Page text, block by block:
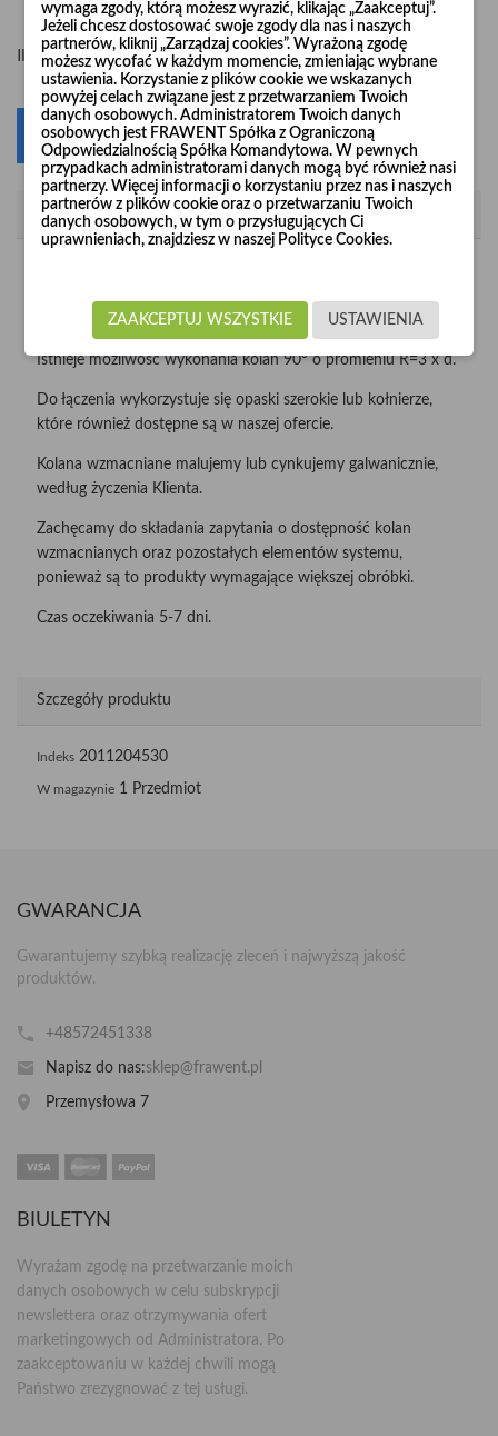
Ilość - +
Dodaj do koszyka 0
Opis
Ø120 do Ø1000.
Istnieje możliwość wykonania kolan 90° o promieniu R=3 x d.
Do łączenia wykorzystuje się opaski szerokie lub kołnierze,
które również dostępne są w naszej ofercie.
Kolana wzmacniane malujemy lub cynkujemy galwanicznie,
według życzenia Klienta.
Zachęcamy do składania zapytania o dostępność kolan
wzmacnianych oraz pozostałych elementów systemu,
ponieważ są to produkty wymagające większej obróbki.
Czas oczekiwania 5-7 dni.
Szczegóły produktu
Indeks 2011204530
W magazynie 1 Przedmiot
GWARANCJA
Gwarantujemy szybką realizację zleceń i najwyższą jakość
produktów.
+48572451338
Napisz do nas:sklep@frawent.pl
Przemysłowa 7
BIULETYN
Wyrażam zgodę na przetwarzanie moich
danych osobowych w celu subskrypcji
newslettera oraz otrzymywania ofert
marketingowych od Administratora. Po
zaakceptowaniu w każdej chwili mogą
Państwo zrezygnować z tej usługi.
wymaga zgody, którą możesz wyrazić, klikając „Zaakceptuj”.
Jeżeli chcesz dostosować swoje zgody dla nas i naszych
partnerów, kliknij „Zarządzaj cookies”. Wyrażoną zgodę
możesz wycofać w każdym momencie, zmieniając wybrane
ustawienia. Korzystanie z plików cookie we wskazanych
powyżej celach związane jest z przetwarzaniem Twoich
danych osobowych. Administratorem Twoich danych
osobowych jest FRAWENT Spółka z Ograniczoną
Odpowiedzialnością Spółka Komandytowa. W pewnych
przypadkach administratorami danych mogą być również nasi
partnerzy. Więcej informacji o korzystaniu przez nas i naszych
partnerów z plików cookie oraz o przetwarzaniu Twoich
danych osobowych, w tym o przysługujących Ci
uprawnieniach, znajdziesz w naszej Polityce Cookies.
USTAWIENIA
ZAAKCEPTUJ WSZYSTKIE